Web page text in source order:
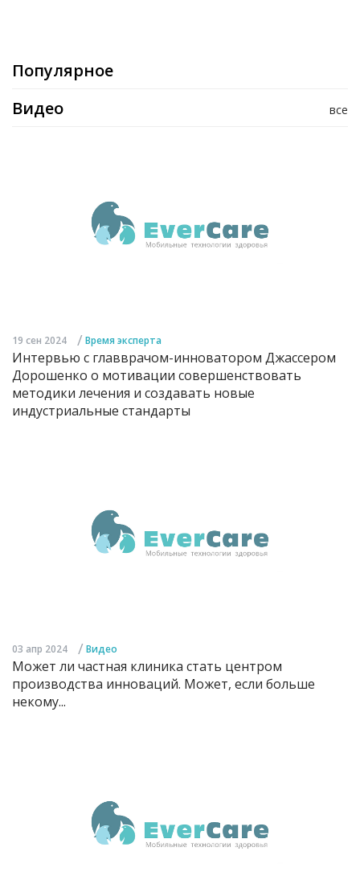
Популярное
все
Видео
19 сен 2024 / Время эксперта
Интервью с главврачом-инноватором Джассером
Дорошенко о мотивации совершенствовать
методики лечения и создавать новые
индустриальные стандарты
03 апр 2024 / Видео
Может ли частная клиника стать центром
производства инноваций. Может, если больше
некому...